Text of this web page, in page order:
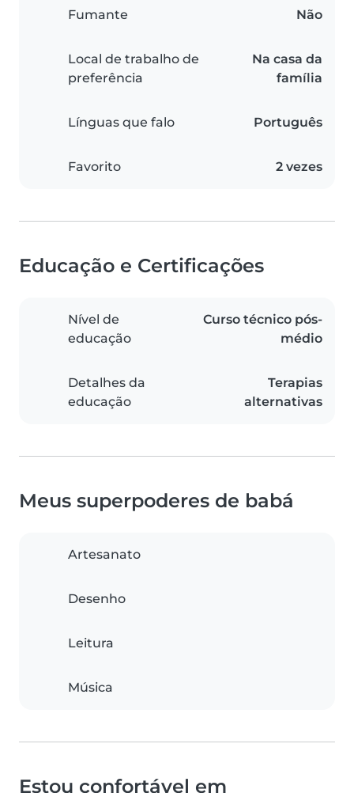
Fumante Não
Local de trabalho de
preferência
Na casa da
família
Línguas que falo Português
Favorito 2 vezes
Educação e Certificações
Nível de
educação
Curso técnico pós-
médio
Detalhes da
educação
Terapias
alternativas
Meus superpoderes de babá
Artesanato
Desenho
Leitura
Música
Estou confortável em